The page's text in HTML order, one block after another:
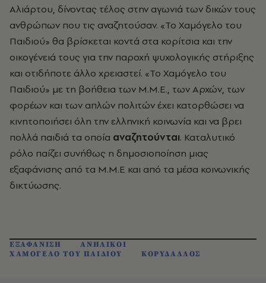
Αλιάρτου, δίνοντας τέλος στην αγωνιά των δικών τους
ανθρώπων που τις αναζητούσαν. «Το Χαμόγελο του
Παιδιού» θα βρίσκεται κοντά στα κορίτσια και την
οικογένειά τους για την παροχή ψυχολογικής στήριξης
και οτιδήποτε άλλο χρειαστεί. «Το Χαμόγελο του
Παιδιού» με τη βοήθεια των Μ.Μ.Ε., των Αρχών, των
φορέων και των απλών πολιτών έχει κατορθώσει να
κινητοποιήσει όλη την ελληνική κοινωνία και να βρει
πολλά παιδιά τα οποία αναζητούνται. Καταλυτικό
ρόλο παίζει συνήθως η δημοσιοποίηση μιας
εξαφάνισης από τα Μ.Μ.Ε και από τα μέσα κοινωνικής
δικτύωσης.
ΕΞΑΦΑΝΙΣΗ
ΑΝΗΛΙΚΟΙ
ΧΑΜΟΓΕΛΟ ΤΟΥ ΠΑΙΔΙΟΥ
ΚΟΡΥΔΑΛΛΟΣ